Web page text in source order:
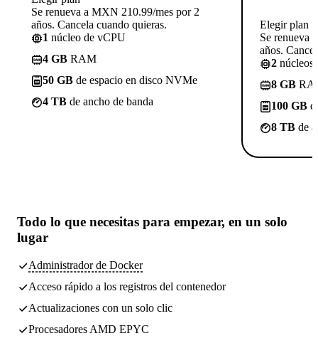
Se renueva a MXN 210.99/mes por 2
años. Cancela cuando quieras.
1 núcleo de vCPU
4 GB RAM
50 GB de espacio en disco NVMe
4 TB de ancho de banda
Elegir plan
Se renueva
años.
2 núcleos
8 GB
100 GB
8 TB de
Todo lo que necesitas para empezar, en un solo
lugar
Administrador de Docker
Acceso rápido a los registros del contenedor
Actualizaciones con un solo clic
Procesadores AMD EPYC